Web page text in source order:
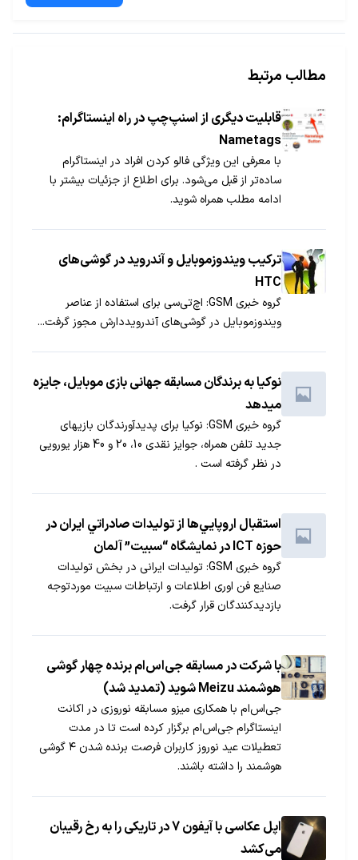
مطالب مرتبط
قابلیت دیگری از اسنپ‌چپ در راه اینستاگرام:
Nametags
با معرفی این ویژگی فالو کردن افراد در اینستاگرام
ساده‌تر از قبل می‌شود. برای اطلاع از جزئیات بیشتر با
ادامه مطلب همراه شوید.
ترکیب ویندوز‌موبایل و آندروید در گوشی‌های
HTC
گروه خبری GSM: اچ‌تی‌‍‌سی برای استفاده از عناصر
ویندوزموبایل در گوشی‌های آندرویددارش مجوز گرفت...
نوکیا به برندگان مسابقه جهانی بازی موبایل، جایزه
می‏دهد
گروه خبری GSM: نوکیا برای پدیدآورندگان بازی‏های
جدید تلفن همراه، جوایز نقدی 10، 20 و 40 هزار یورویی
در نظر گرفته است .
استقبال اروپايي‌ها از توليدات صادراتي ايران در
حوزه ICT در نمایشگاه “سبیت” آلمان
گروه خبری GSM: تولیدات ایرانی در بخش تولیدات
صنایع فن اوری اطلاعات و ارتباطات سبیت موردتوجه
بازدیدکنندگان قرار گرفت.
با شرکت در مسابقه جی‌اس‌ام برنده چهار گوشی
هوشمند Meizu شوید (تمدید شد)
جی‌اس‌ام با همکاری میزو مسابقه نوروزی در اکانت
اینستاگرام جی‌اس‌ام برگزار کرده است تا در مدت
تعطیلات عید نوروز کاربران فرصت برنده شدن ۴ گوشی
هوشمند را داشته باشند.
اپل عکاسی با آیفون 7 در تاریکی را به رخ رقیبان
می‌کشد